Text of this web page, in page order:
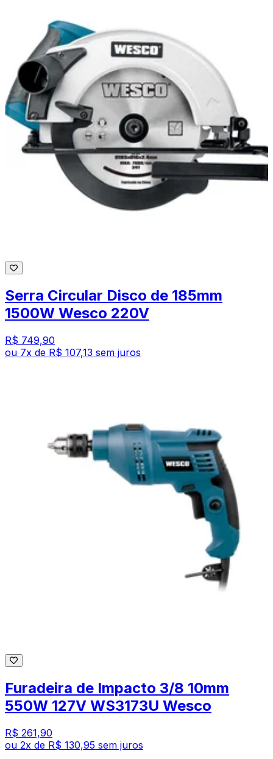
Serra Circular Disco de 185mm
1500W Wesco 220V
R$ 749,90
ou 7x de R$ 107,13 sem juros
Furadeira de Impacto 3/8 10mm
550W 127V WS3173U Wesco
R$ 261,90
ou 2x de R$ 130,95 sem juros